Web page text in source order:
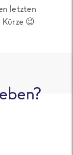
letzten
😉